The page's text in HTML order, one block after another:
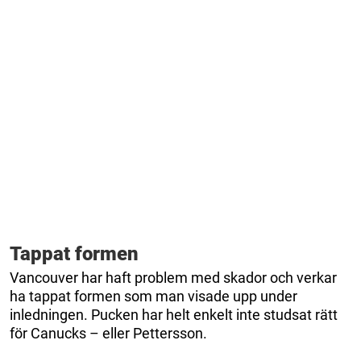
Tappat formen
Vancouver har haft problem med skador och verkar
ha tappat formen som man visade upp under
inledningen. Pucken har helt enkelt inte studsat rätt
för Canucks – eller Pettersson.